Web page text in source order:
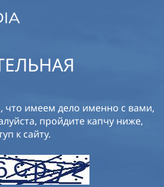
что имеем дело именно с вами,
пройдите капчу ниже,
к сайту.